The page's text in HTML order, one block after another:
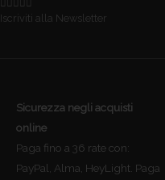
Iscriviti alla Newsletter
Sicurezza negli acquisti
online
Paga fino a 36 rate con:
PayPal, Alma, HeyLight. Paga